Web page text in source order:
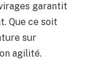
garantit
Que ce soit
sur
agilité.